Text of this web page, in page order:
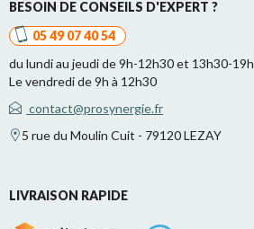
BESOIN DE CONSEILS D'EXPERT ?
05 49 07 40 54
du lundi au jeudi de 9h-12h30 et 13h30-19h
Le vendredi de 9h à 12h30
contact@prosynergie.fr
5 rue du Moulin Cuit - 79120 LEZAY
LIVRAISON RAPIDE